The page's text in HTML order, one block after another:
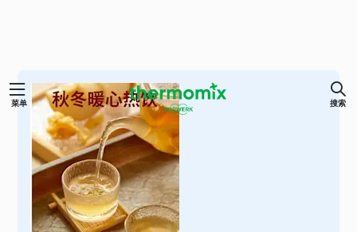
跳菜单 搜索